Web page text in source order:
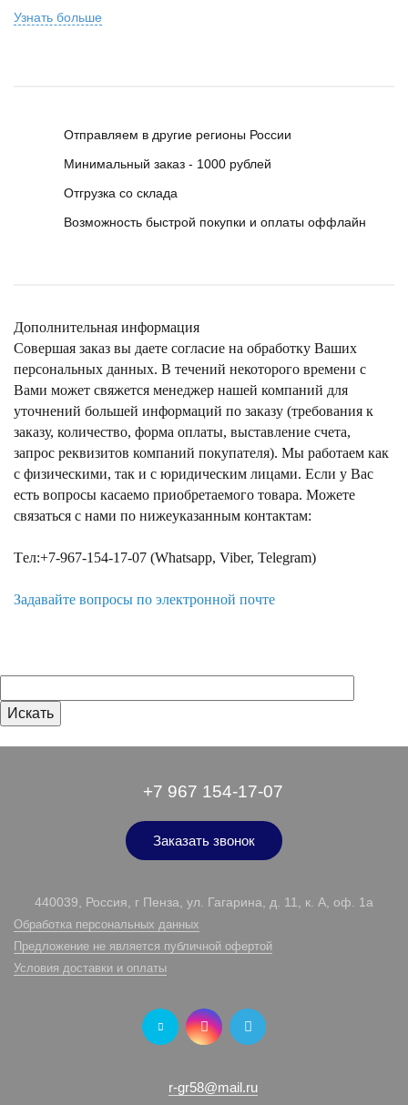
Узнать больше
Отправляем в другие регионы России
Минимальный заказ - 1000 рублей
Отгрузка со склада
Возможность быстрой покупки и оплаты оффлайн
Дополнительная информация
Совершая заказ вы даете согласие на обработку Ваших
персональных данных. В течений некоторого времени с
Вами может свяжется менеджер нашей компаний для
уточнений большей информаций по заказу (требования к
заказу, количество, форма оплаты, выставление счета,
запрос реквизитов компаний покупателя). Мы работаем как
с физическими, так и с юридическим лицами. Если у Вас
есть вопросы касаемо приобретаемого товара. Можете
связаться с нами по нижеуказанным контактам:
Tел:+7-967-154-17-07 (Whatsapp, Viber, Telegram)
Задавайте вопросы по электронной почте
+7 967 154-17-07
Заказать звонок
440039, Россия, г Пенза, ул. Гагарина, д. 11, к. А, оф. 1а
Обработка персональных данных
Предложение не является публичной офертой
Условия доставки и оплаты
r-gr58@mail.ru